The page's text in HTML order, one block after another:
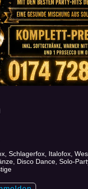
Schlagerfox, Italofox,
Disco Dance, Solo-